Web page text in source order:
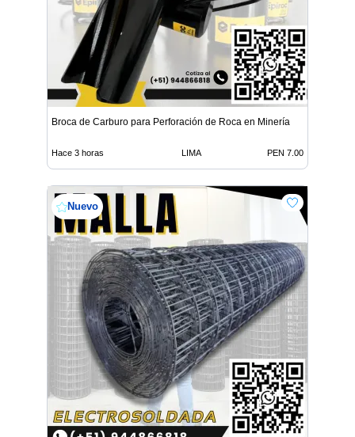
Broca de Carburo para Perforación de Roca en Minería
Hace 3 horas LIMA PEN 7.00
Nuevo